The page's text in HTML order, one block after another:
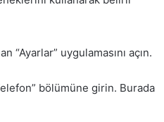
“Ayarlar” uygulamasını açın.
bölümüne girin. Burada